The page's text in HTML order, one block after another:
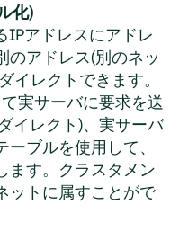
化)
IPアドレスにアドレ
のアドレス(別のネッ
イレクトできます。
実サーバに要求を送
イレクト)、実サーバ
ブルを使用して、
ます。クラスタメン
ットに属すことがで